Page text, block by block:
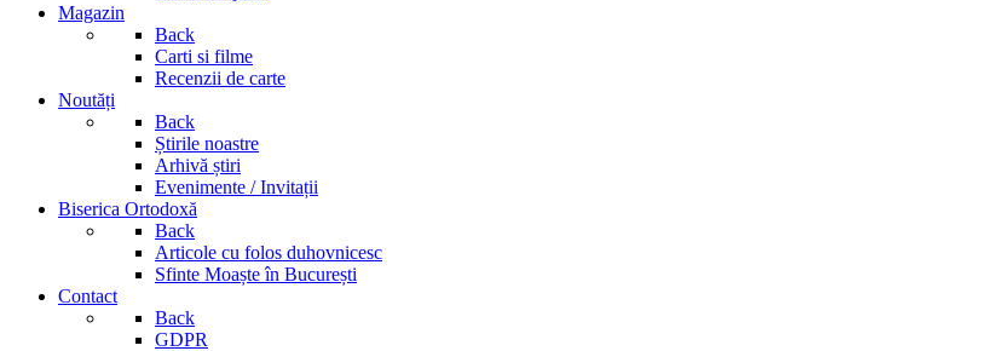
Magazin
Back
Carti si filme
Recenzii de carte
Noutăți
Back
Știrile noastre
Arhivă știri
Evenimente / Invitații
Biserica Ortodoxă
Back
Articole cu folos duhovnicesc
Sfinte Moaște în București
Contact
Back
GDPR